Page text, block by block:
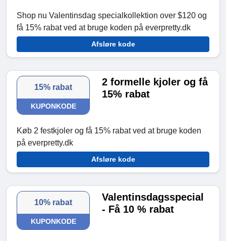
Shop nu Valentinsdag specialkollektion over $120 og
få 15% rabat ved at bruge koden på everpretty.dk
Afsløre kode
15% rabat
KUPONKODE
2 formelle kjoler og få
15% rabat
Køb 2 festkjoler og få 15% rabat ved at bruge koden
på everpretty.dk
Afsløre kode
10% rabat
KUPONKODE
Valentinsdagsspecial
- Få 10 % rabat